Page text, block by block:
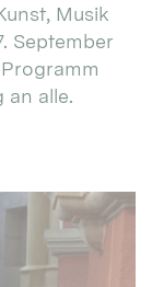
Musik
September
an alle.